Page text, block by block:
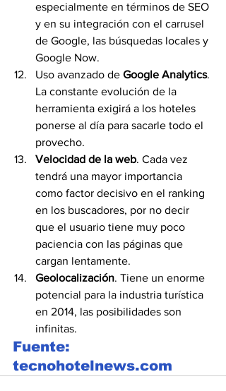
especialmente en términos de SEO
y en su integración con el carrusel
de Google, las búsquedas locales y
Google Now.
Uso avanzado de Google Analytics.
La constante evolución de la
herramienta exigirá a los hoteles
ponerse al día para sacarle todo el
provecho.
Velocidad de la web. Cada vez
tendrá una mayor importancia
como factor decisivo en el ranking
en los buscadores, por no decir
que el usuario tiene muy poco
paciencia con las páginas que
cargan lentamente.
Geolocalización. Tiene un enorme
potencial para la industria turística
en 2014, las posibilidades son
infinitas.
Fuente:
tecnohotelnews.com